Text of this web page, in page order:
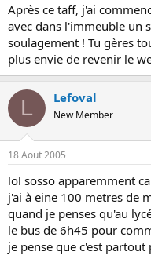
Après ce taff, j'ai
avec dans l'immeuble un
soulagement ! Tu gères
plus envie de revenir le
L Lefoval
New Member
18 Aout 2005
lol sosso apparemment
j'ai à eine 100 metres de
quand je penses qu'au
le bus de 6h45 pour
je pense que c'est